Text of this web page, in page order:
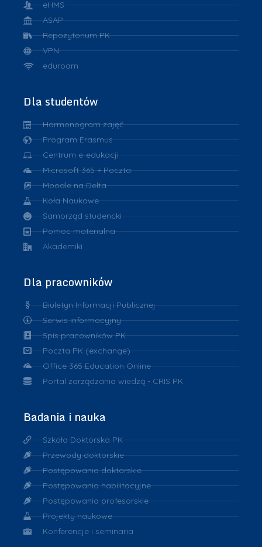
eHMS
ASAP
Repozytorium PK
VPN
eduroam
Dla studentów
Harmonogram zajęć
Program Erasmus
Centrum e-edukacji
Microsoft 365 + Poczta
Moodle na Delta
Koła Naukowe
Samorząd studencki
Pomoc materialna
Akademiki
Dla pracowników
Biuletyn Informacji Publicznej
Serwis informacyjny
Spis pracowników PK
Poczta PK (exchange)
Office 365 Education Online
Portal zarządzania wiedzą - CRIS PK
Badania i nauka
Szkoła Doktorska PK
Przewody doktorskie
Postępowania doktorskie
Postępowania habilitacyjne
Postępowania profesorskie
Projekty naukowe
Konferencje i seminaria